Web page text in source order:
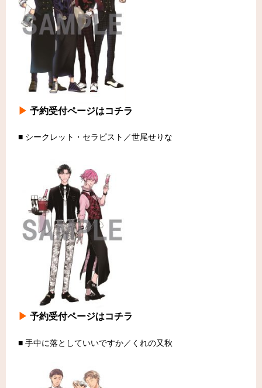
▶予約受付ページはコチラ
■ シークレット・セラピスト／世尾せりな
▶予約受付ページはコチラ
■ 手中に落としていいですか／くれの又秋